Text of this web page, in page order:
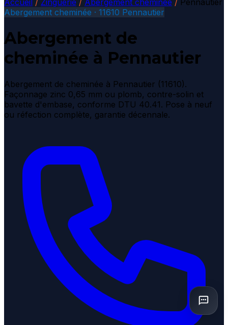
Accueil / Zinguerie / Abergement cheminée / Pennautier
Abergement cheminée · 11610 Pennautier
Abergement de
cheminée à Pennautier
Abergement de cheminée à Pennautier (11610).
Façonnage zinc 0,65 mm ou plomb, contre-solin et
bavette d'embase, conforme DTU 40.41. Pose à neuf
ou réfection complète, garantie décennale.